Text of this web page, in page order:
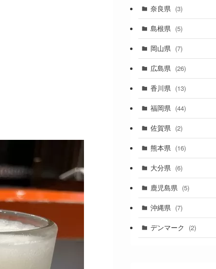
(4)
(7)
(3)
(1)
奈良県 (3)
島根県 (5)
岡山県 (7)
広島県 (26)
香川県 (13)
福岡県 (44)
佐賀県 (2)
熊本県 (16)
大分県 (6)
鹿児島県 (5)
沖縄県 (7)
デンマーク (2)